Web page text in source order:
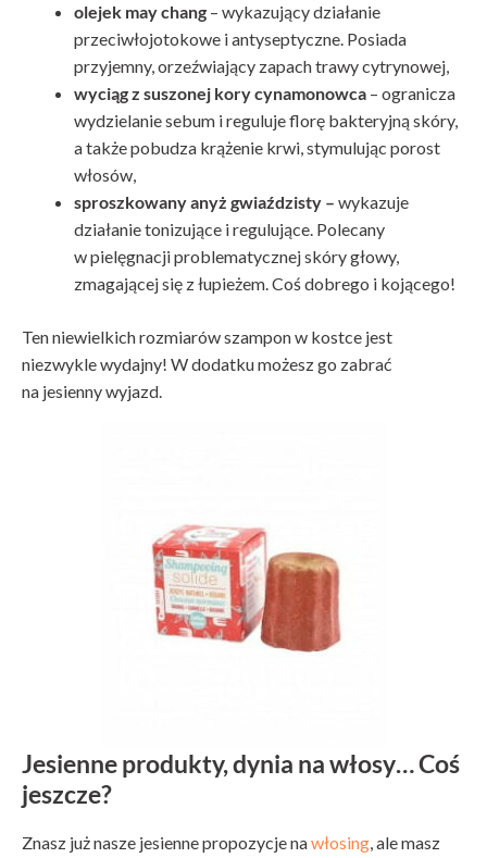
olejek may chang – wykazujący działanie
przeciwłojotokowe i antyseptyczne. Posiada
przyjemny, orzeźwiający zapach trawy cytrynowej,
wyciąg z suszonej kory cynamonowca – ogranicza
wydzielanie sebum i reguluje florę bakteryjną skóry,
a także pobudza krążenie krwi, stymulując porost
włosów,
sproszkowany anyż gwiaździsty – wykazuje
działanie tonizujące i regulujące. Polecany
w pielęgnacji problematycznej skóry głowy,
zmagającej się z łupieżem. Coś dobrego i kojącego!
Ten niewielkich rozmiarów szampon w kostce jest
niezwykle wydajny! W dodatku możesz go zabrać
na jesienny wyjazd.
Jesienne produkty, dynia na włosy… Coś
jeszcze?
Znasz już nasze jesienne propozycje nawłosing, ale masz